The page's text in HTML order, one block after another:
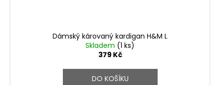
Dámský károvaný kardigan H&M L
Skladem (1 ks)
379 Kč
DO KOŠÍKU